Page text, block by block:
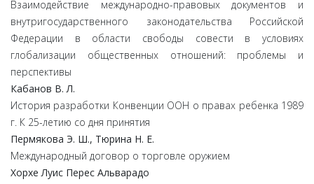
Взаимодействие международно-правовых документов и
внутригосударственного законодательства Российской
Федерации в области свободы совести в условиях
глобализации общественных отношений: проблемы и
перспективы
Кабанов В. Л.
История разработки Конвенции ООН о правах ребенка 1989
г. К 25-летию со дня принятия
Пермякова Э. Ш., Тюрина Н. Е.
Международный договор о торговле оружием
Хорхе Луис Перес Альварадо